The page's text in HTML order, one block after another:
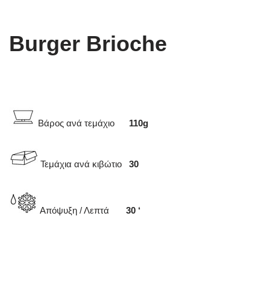
Burger Brioche
Βάρος ανά τεμάχιο 110g
Τεμάχια ανά κιβώτιο 30
Απόψυξη / Λεπτά 30 ‘